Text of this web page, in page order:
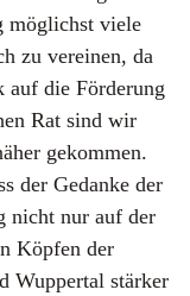
möglichst viele
zu vereinen, da
auf die Förderung
Rat sind wir
gekommen.
der Gedanke der
nicht nur auf der
Köpfen der
Wuppertal stärker